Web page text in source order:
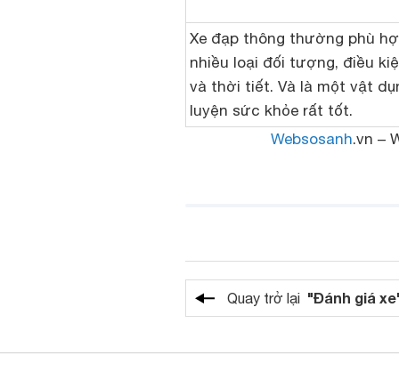
Xe đạp thông thường phù
nhiều loại đối tượng, điều
và thời tiết. Và là một vật
luyện sức khỏe rất tốt.
Websosanh.vn –
Quay trở lại "Đánh giá